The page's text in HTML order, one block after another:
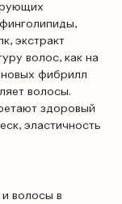
экстракт
волос, как на
фибрилл
волосы.
здоровый
эластичность
волосы в